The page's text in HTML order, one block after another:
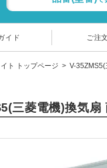
イド ご注
ト トップページ V-
三菱電機)換気扇